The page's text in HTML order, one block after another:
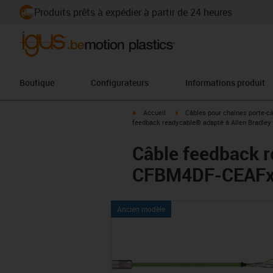
Produits prêts à expédier à partir de 24 heures
Boutique Configurateurs Informations produit
igus-icon-arrow-right
Accueil igus-icon-arrow-right
Câbles pour chaînes porte-
feedback readycable® adapté à Allen Bradley
Câble feedback
CFBM4DF-
Ancien modèle